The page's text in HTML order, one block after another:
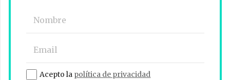
Acepto la política de privacidad